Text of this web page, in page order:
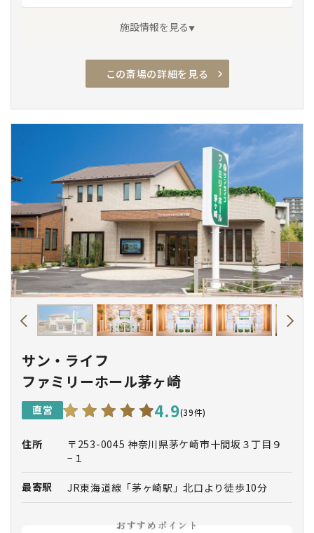
み学園前」下車徒歩1分
施設情報を見る
駐車場有 安置室 家族葬専用
エレベーター 通夜対応 宿泊 親族控室
バリアフリー
この斎場の詳細を見る
サン・ライフ
ファミリーホール茅ヶ崎
直営 4.9(39件)
住所
〒253-0045 神奈川県茅ケ崎市十間坂３丁目９
−１
最寄駅 JR東海道線「茅ヶ崎駅」北口より徒歩10分
おすすめポイント